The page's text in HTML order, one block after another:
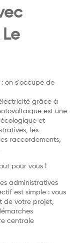
on s’occupe de
grâce à
est une
et
les
raccordements,
pour vous !
administratives
est simple : vous
de votre projet,
centrale